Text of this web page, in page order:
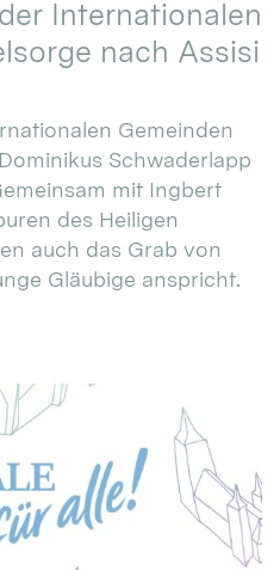
Internationalen
nach Assisi
Gemeinden
Schwaderlapp
mit Ingbert
des Heiligen
auch das Grab von
Gläubige anspricht.